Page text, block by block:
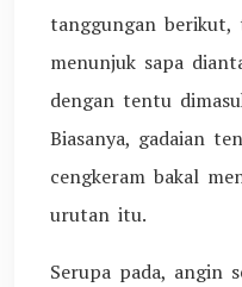
tanggungan berikut,
menunjuk sapa
dengan tentu
Biasanya, gadaian
cengkeram bakal
urutan itu.
Serupa pada, angin